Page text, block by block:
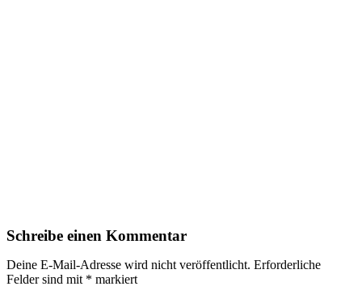
Schreibe einen Kommentar
Deine E-Mail-Adresse wird nicht veröffentlicht. Erforderliche
Felder sind mit * markiert